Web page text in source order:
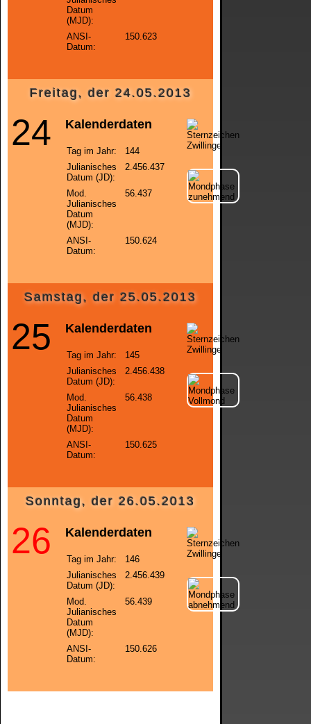
Datum
(MJD):
ANSI-
Datum:
150.623
Freitag, der 24.05.2013
24 Kalenderdaten
Tag im Jahr:
144
Julianisches
Datum (JD):
2.456.437
Mod.
Julianisches
Datum
(MJD):
56.437
ANSI-
Datum:
150.624
Samstag, der 25.05.2013
25 Kalenderdaten
Tag im Jahr:
145
Julianisches
Datum (JD):
2.456.438
Mod.
Julianisches
Datum
(MJD):
56.438
ANSI-
Datum:
150.625
Sonntag, der 26.05.2013
26 Kalenderdaten
Tag im Jahr:
146
Julianisches
Datum (JD):
2.456.439
Mod.
Julianisches
Datum
(MJD):
56.439
ANSI-
Datum:
150.626